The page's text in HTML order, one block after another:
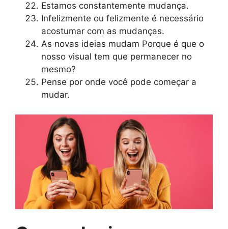
Estamos constantemente mudança.
Infelizmente ou felizmente é necessário
acostumar com as mudanças.
As novas ideias mudam Porque é que o
nosso visual tem que permanecer no
mesmo?
Pense por onde você pode começar a
mudar.